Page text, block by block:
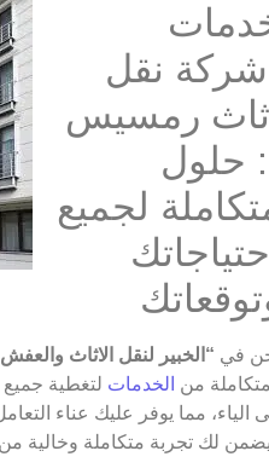
نقل
رمسيس
حلول
لجميع
في “الخبير لنقل الاثاث
من الخدمات لتغطية
الياء، مما يوفر عليك عناء
لك تجربة متكاملة وخالية